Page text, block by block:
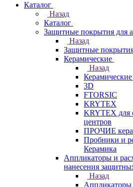
Каталог
Назад
Каталог
Защитные покрытия для
Назад
Защитные
Керамические
Назад
Керамические
3D
FTORSIC
KRYTEX
KRYTEX для
центров
ПРОЧИЕ
Пробники и
Керамика
Аппликаторы и
нанесения
Назад
Аппликаторы